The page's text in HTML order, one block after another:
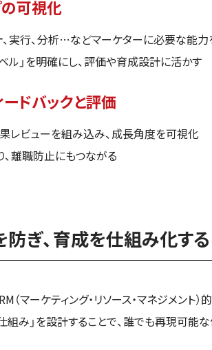
可視化
実行、分析…などマーケターに必要な能
ル」を明確にし、評価や育成設計に活かす
ドバックと評価
レビューを組み込み、成長角度を可視化
離職防止にもつながる
ぎ、育成を仕組み化する
（マーケティング・リソース・マネジメント）
組み」を設計することで、誰でも再現可能